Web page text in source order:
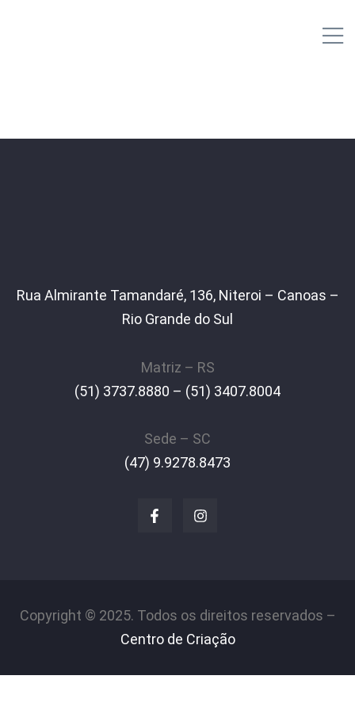
Rua Almirante Tamandaré, 136, Niteroi – Canoas –
Rio Grande do Sul
Matriz – RS
(51) 3737.8880 – (51) 3407.8004
Sede – SC
(47) 9.9278.8473
Copyright © 2025. Todos os direitos reservados –
Centro de Criação